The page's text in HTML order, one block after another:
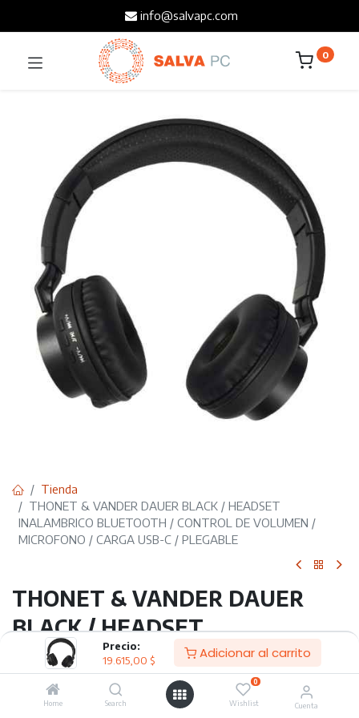
Precio:
19.615,00 $ Adicionar al carrito
Home Search
0
Wishlist Cuenta
info@salvapc.com
0
Tienda
THONET & VANDER DAUER BLACK / HEADSET
INALAMBRICO BLUETOOTH / CONTROL DE VOLUMEN /
MICROFONO / CARGA USB-C / PLEGABLE
THONET & VANDER DAUER
BLACK / HEADSET
INALAMBRICO BLUETOOTH /
CONTROL DE VOLUMEN /